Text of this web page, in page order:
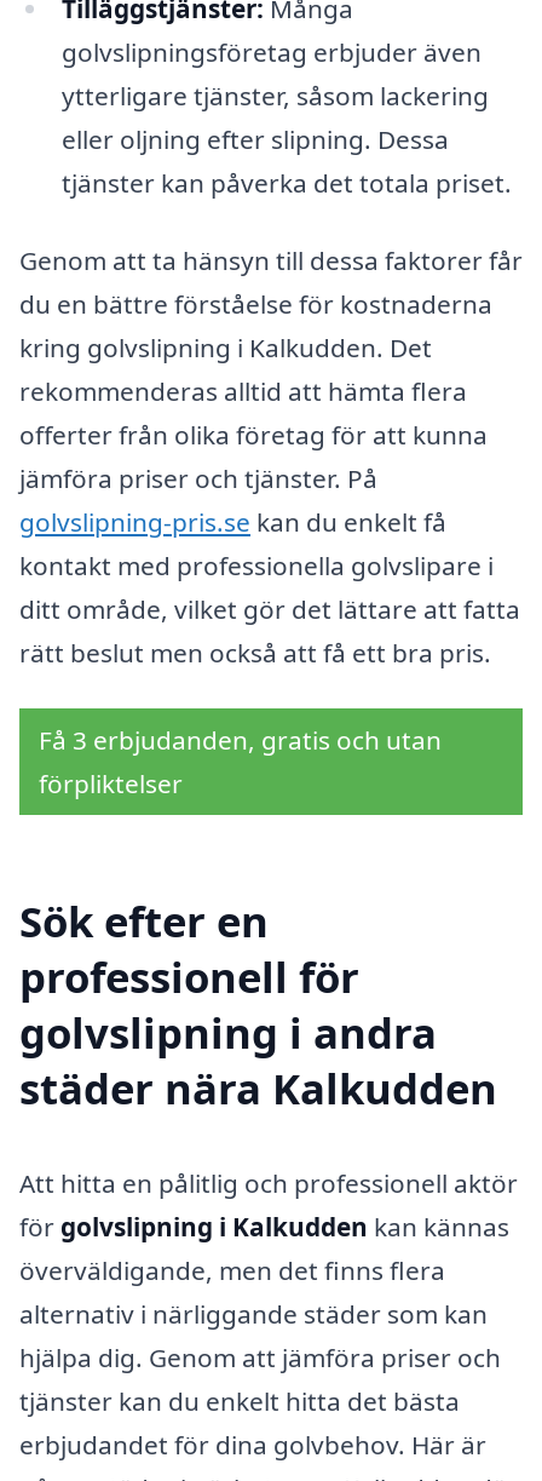
Tilläggstjänster: Många
golvslipningsföretag erbjuder även
ytterligare tjänster, såsom lackering
eller oljning efter slipning. Dessa
tjänster kan påverka det totala priset.
Genom att ta hänsyn till dessa faktorer får
du en bättre förståelse för kostnaderna
kring golvslipning i Kalkudden. Det
rekommenderas alltid att hämta flera
offerter från olika företag för att kunna
jämföra priser och tjänster. På
golvslipning-pris.se kan du enkelt få
kontakt med professionella golvslipare i
ditt område, vilket gör det lättare att fatta
rätt beslut men också att få ett bra pris.
Få 3 erbjudanden, gratis och utan
förpliktelser
Sök efter en
professionell för
golvslipning i andra
städer nära Kalkudden
Att hitta en pålitlig och professionell aktör
för golvslipning i Kalkudden kan kännas
överväldigande, men det finns flera
alternativ i närliggande städer som kan
hjälpa dig. Genom att jämföra priser och
tjänster kan du enkelt hitta det bästa
erbjudandet för dina golvbehov. Här är